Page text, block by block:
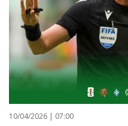
10/04/2026 | 07:00